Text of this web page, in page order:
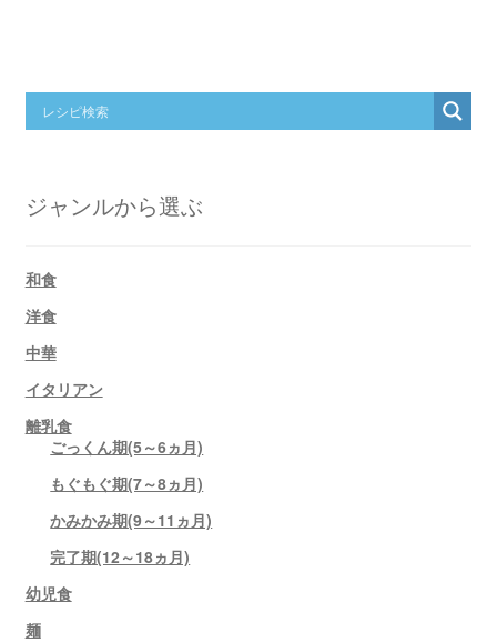
ジャンルから選ぶ
和食
洋食
中華
イタリアン
離乳食
ごっくん期(5～6ヵ月)
もぐもぐ期(7～8ヵ月)
かみかみ期(9～11ヵ月)
完了期(12～18ヵ月)
幼児食
麺